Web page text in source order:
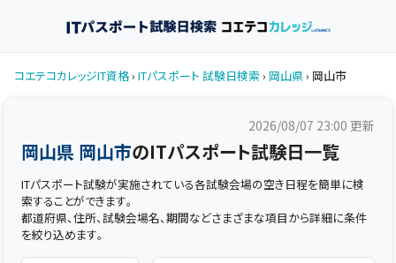
コエテコカレッジIT資格› ITパスポート 試験日検索 › 岡山県 › 岡山市
2026/08/07 23:00 更新
岡山県 岡山市のITパスポート試験日一覧
ITパスポート試験が実施されている各試験会場の空き日程を簡単に検
索することができます。
都道府県、住所、試験会場名、期間などさまざまな項目から詳細に条件
を絞り込めます。